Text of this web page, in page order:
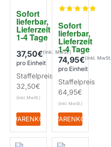
EIGENMARKE
Sofort
lieferbar,
Lieferzeit
1-4 Tage
3 in 1
System
37,50€
pro Einheit
Staffelpreis
32,50€
+ WARENKORB
EIGENMARKE
Sofort
lieferbar,
Lieferzeit
1-4 Tage
geeign
Howat
4 in 1
System
74,95€
pro Einheit
Staffelpreis
64,95€
+ WARENKORB